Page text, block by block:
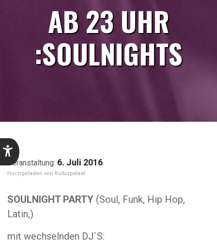
AB 23 UHR
:SOULNIGHTS
6. Juli 2016
Kulturpalast
SOULNIGHT PARTY (Soul, Funk, Hip Hop,
Latin,)
mit wechselnden DJ`S: